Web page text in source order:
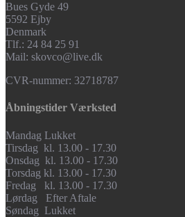
Bues Gyde 49
5592 Ejby
Denmark
Tlf.: 24 84 25 91
Mail: skovco@live.dk
CVR-nummer: 32718787
Åbningstider Værksted
Mandag Lukket
Tirsdag kl. 13.00 - 17.30
Onsdag kl. 13.00 - 17.30
Torsdag kl. 13.00 - 17.30
Fredag kl. 13.00 - 17.30
Lørdag Efter Aftale
Søndag Lukket